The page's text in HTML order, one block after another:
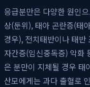
응급분만은 다양한 원인
상(둔위), 태아 곤란증(태
경우), 전치태반이나 태반
자간증(임신중독증) 악화
은 분만이 지체될 경우 태
산모에게는 과다 출혈로